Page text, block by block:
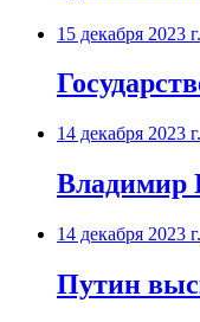
15 декабря 2023
14 декабря 2023
Владимир
14 декабря 2023
Путин